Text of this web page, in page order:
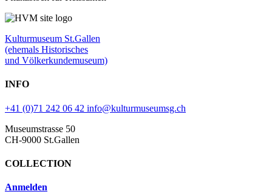
Kulturmuseum St.Gallen
(ehemals Historisches
und Völkerkundemuseum)
INFO
+41 (0)71 242 06 42 info@kulturmuseumsg.ch
Museumstrasse 50
CH-9000 St.Gallen
COLLECTION
Anmelden